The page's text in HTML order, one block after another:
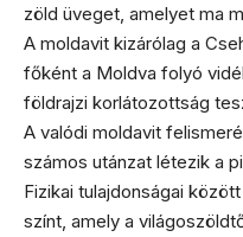
zöld üveget, amelyet ma
A moldavit kizárólag a
főként a Moldva folyó
földrajzi korlátozottság
A valódi moldavit
számos utánzat létezik a
Fizikai tulajdonságai
színt, amely a